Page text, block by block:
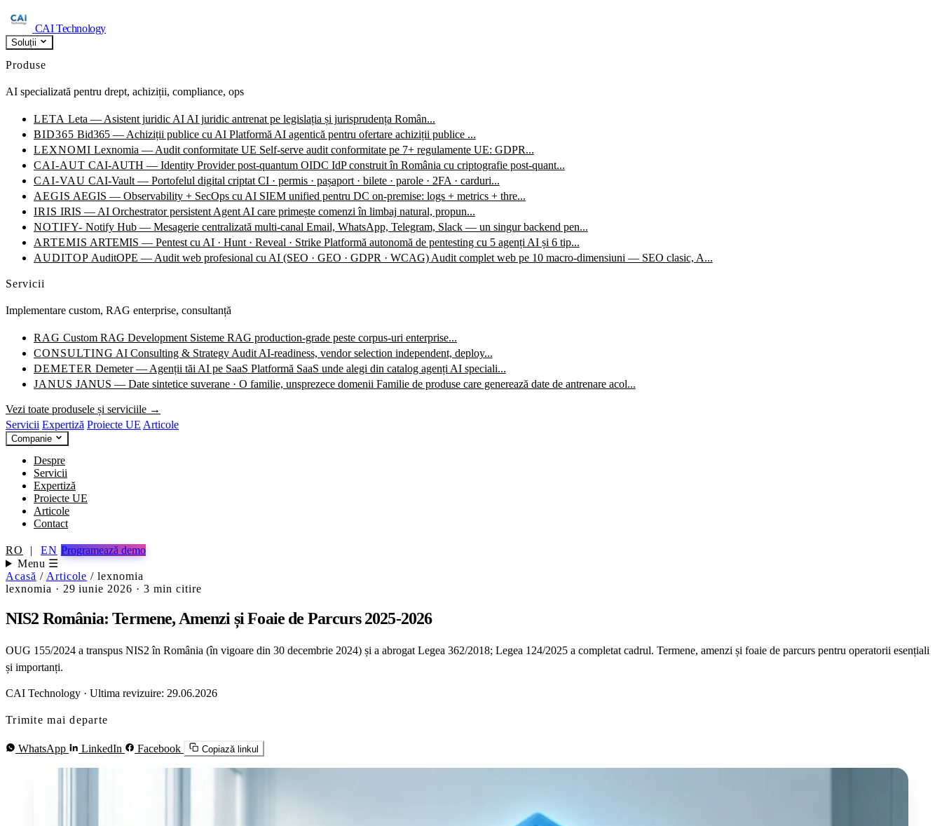
CAI Technology
Soluții
Produse
AI specializată pentru drept, achiziții, compliance, ops
LETA Leta — Asistent juridic AI AI juridic antrenat pe legislația și jurisprudența Român...
BID365 Bid365 — Achiziții publice cu AI Platformă AI agentică pentru ofertare achiziții publice ...
LEXNOMI Lexnomia — Audit conformitate UE Self-serve audit conformitate pe 7+ regulamente UE: GDPR...
CAI-AUT CAI-AUTH — Identity Provider post-quantum OIDC IdP construit în România cu criptografie post-quant...
CAI-VAU CAI-Vault — Portofelul digital criptat CI · permis · pașaport · bilete · parole · 2FA · carduri...
AEGIS AEGIS — Observability + SecOps cu AI SIEM unified pentru DC on-premise: logs + metrics + thre...
IRIS IRIS — AI Orchestrator persistent Agent AI care primește comenzi în limbaj natural, propun...
NOTIFY- Notify Hub — Mesagerie centralizată multi-canal Email, WhatsApp, Telegram, Slack — un singur backend pen...
ARTEMIS ARTEMIS — Pentest cu AI · Hunt · Reveal · Strike Platformă autonomă de pentesting cu 5 agenți AI și 6 tip...
AUDITOP AuditOPE — Audit web profesional cu AI (SEO · GEO · GDPR · WCAG) Audit complet web pe 10 macro-dimensiuni — SEO clasic, A...
Servicii
Implementare custom, RAG enterprise, consultanță
RAG Custom RAG Development Sisteme RAG production-grade peste corpus-uri enterprise...
CONSULTING AI Consulting & Strategy Audit AI-readiness, vendor selection independent, deploy...
DEMETER Demeter — Agenții tăi AI pe SaaS Platformă SaaS unde alegi din catalog agenți AI speciali...
JANUS JANUS — Date sintetice suverane · O familie, unsprezece domenii Familie de produse care generează date de antrenare acol...
Vezi toate produsele și serviciile →
Servicii Expertiză Proiecte UE Articole
Companie
Despre
Servicii
Expertiză
Proiecte UE
Articole
Contact
RO | EN Programează demo
Menu ☰
Acasă / Articole / lexnomia
lexnomia · 29 iunie 2026 · 3 min citire
NIS2 România: Termene, Amenzi și Foaie de Parcurs 2025-2026
OUG 155/2024 a transpus NIS2 în România (în vigoare din 30 decembrie 2024) și a abrogat Legea 362/2018; Legea 124/2025 a completat cadrul. Termene, amenzi și foaie de parcurs pentru operatorii esențiali
și importanți.
CAI Technology · Ultima revizuire: 29.06.2026
Trimite mai departe
WhatsApp LinkedIn Facebook Copiază linkul